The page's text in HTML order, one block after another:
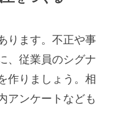
ります。不正や事
、従業員のシグナ
作りましょう。相
アンケートなども